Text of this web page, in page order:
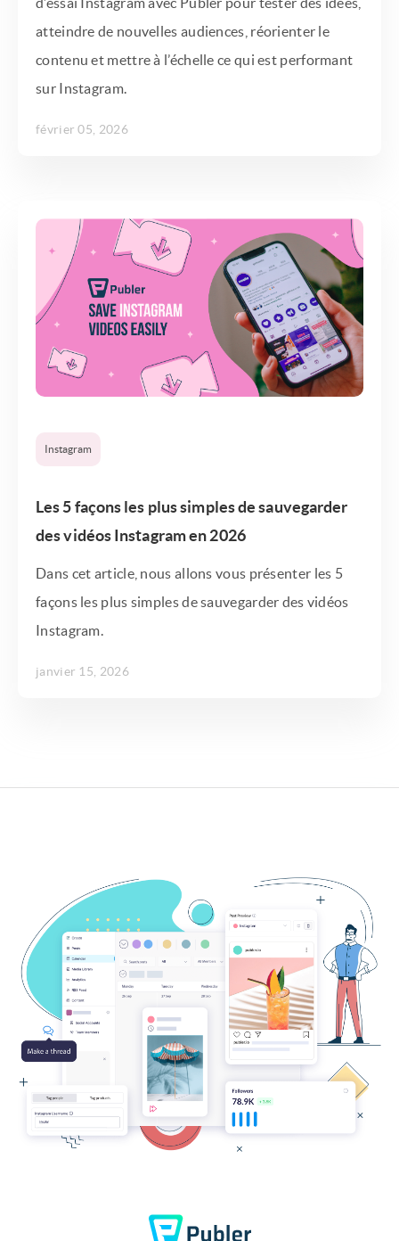
atteindre de nouvelles audiences, réorienter le
contenu et mettre à l’échelle ce qui est performant
sur Instagram.
février 05, 2026
Instagram
Les 5 façons les plus simples de sauvegarder
des vidéos Instagram en 2026
Dans cet article, nous allons vous présenter les 5
façons les plus simples de sauvegarder des vidéos
Instagram.
janvier 15, 2026